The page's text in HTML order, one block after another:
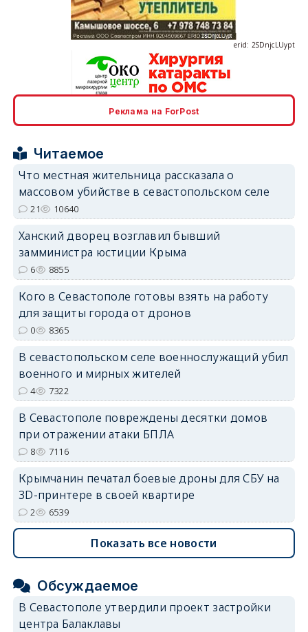
Реклама на ForPost
Читаемое
Что местная жительница рассказала о
массовом убийстве в севастопольском селе
21 10640
Ханский дворец возглавил бывший
замминистра юстиции Крыма
6 8855
Кого в Севастополе готовы взять на работу
для защиты города от дронов
0 8365
В севастопольском селе военнослужащий убил
военного и мирных жителей
4 7322
В Севастополе повреждены десятки домов
при отражении атаки БПЛА
8 7116
Крымчанин печатал боевые дроны для СБУ на
3D-принтере в своей квартире
2 6539
Показать все новости
Обсуждаемое
В Севастополе утвердили проект застройки
центра Балаклавы